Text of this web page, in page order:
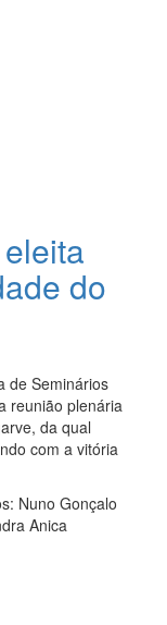
do
de Seminários
reunião plenária
da qual
com a vitória
Nuno Gonçalo
Anica